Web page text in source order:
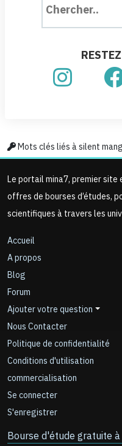
Mots clés liés à silent
Le portail mina7, premier site
offres de bourses d’études,
scientifiques à travers les
Accueil
A propos
Blog
Forum
Ajouter votre question
Nous Contacter
Politique de confidentialité
Conditions d'utilisation
commercialisation
Se connecter
S'enregistrer
Bourse d'étude gratuite